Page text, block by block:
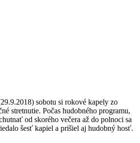
sobotu si rokové kapely zo
stretnutie. Počas hudobného programu,
od skorého večera až do polnoci sa
šesť kapiel a prišiel aj hudobný hosť.